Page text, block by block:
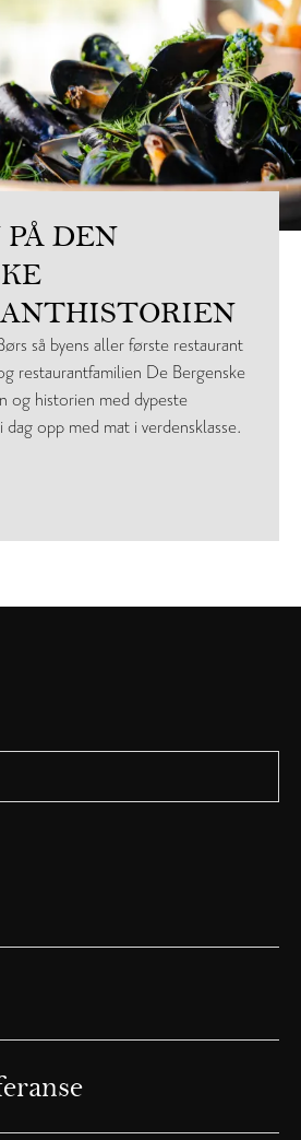
DEN
så byens aller første restaurant
restaurantfamilien De Bergenske
og historien med dypeste
opp med mat i verdensklasse.